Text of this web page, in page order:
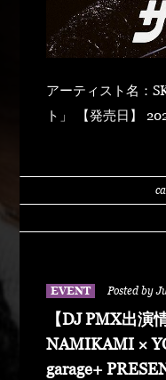
アーティスト名：SKRYU タイトル：
ト」 【発売日】 2026年8月5日（水） ハヤスギテ
リング (prod by DJ PMX) マッパ・
EVENT Posted by
【DJ PMX出演
NAMIKAMI ×
garage+